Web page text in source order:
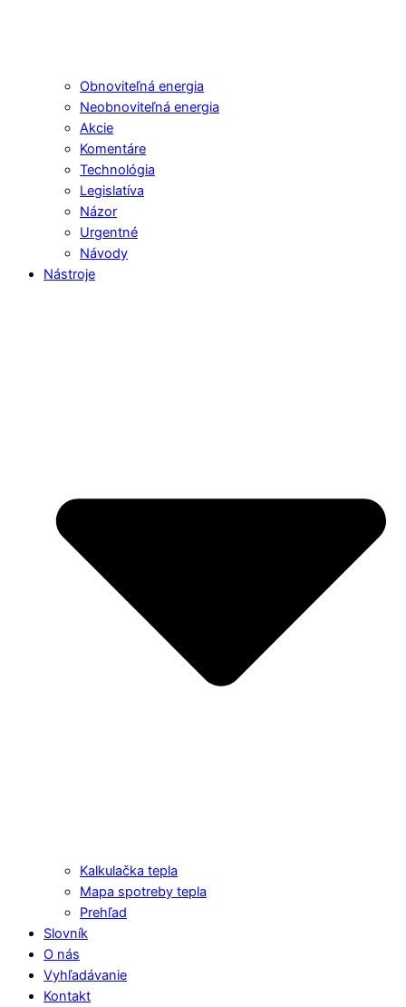
Obnoviteľná energia
Neobnoviteľná energia
Akcie
Komentáre
Technológia
Legislatíva
Názor
Urgentné
Návody
Nástroje
Kalkulačka tepla
Mapa spotreby tepla
Prehľad
Slovník
O nás
Vyhľadávanie
Kontakt